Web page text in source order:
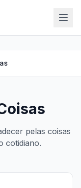
pelas coisas
cotidiano.